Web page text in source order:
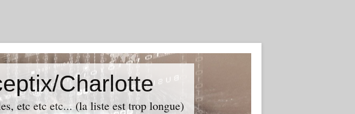
Charlotte
etc etc etc... (la liste est trop longue)